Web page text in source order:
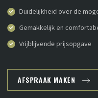
Duidelijkheid over de
Gemakkelijk en
Vrijblijvende prijsopgave
AFSPRAAK MAKEN